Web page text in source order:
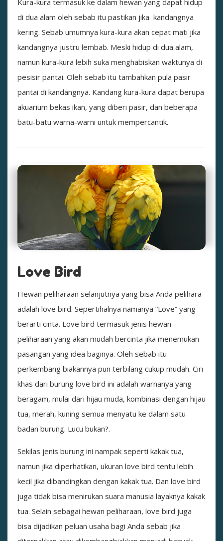
Kura-kura termasuk ke dalam hewan yang dapat hidup
di dua alam oleh sebab itu pastikan jika kandangnya
kering. Sebab umumnya kura-kura akan cepat mati jika
kandangnya justru lembab. Meski hidup di dua alam,
namun kura-kura lebih suka menghabiskan waktunya di
pesisir pantai. Oleh sebab itu tambahkan pula pasir
pantai di kandangnya. Kandang kura-kura dapat berupa
akuarium bekas ikan, yang diberi pasir, dan beberapa
batu-batu warna-warni untuk mempercantik.
Love Bird
Hewan peliharaan selanjutnya yang bisa Anda pelihara
adalah love bird. Sepertihalnya namanya “Love” yang
berarti cinta. Love bird termasuk jenis hewan
peliharaan yang akan mudah bercinta jika menemukan
pasangan yang idea baginya. Oleh sebab itu
perkembang biakannya pun terbilang cukup mudah. Ciri
khas dari burung love bird ini adalah warnanya yang
beragam, mulai dari hijau muda, kombinasi dengan hijau
tua, merah, kuning semua menyatu ke dalam satu
badan burung. Lucu bukan?.
Sekilas jenis burung ini nampak seperti kakak tua,
namun jika diperhatikan, ukuran love bird tentu lebih
kecil jika dibandingkan dengan kakak tua. Dan love bird
juga tidak bisa menirukan suara manusia layaknya kakak
tua. Selain sebagai hewan peliharaan, love bird juga
bisa dijadikan peluan usaha bagi Anda sebab jika